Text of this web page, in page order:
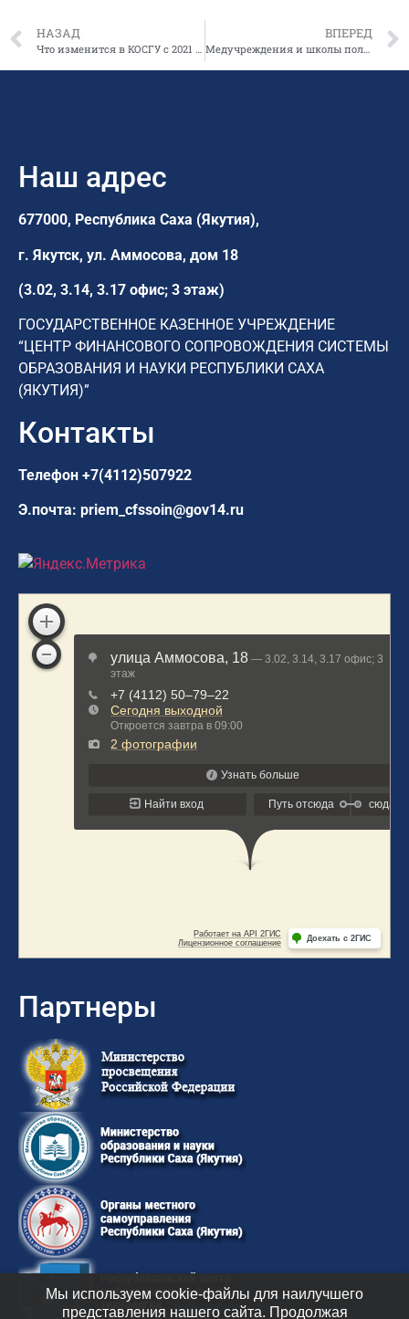
НАЗАД
Что изменится в КОСГУ с 2021 года
ВПЕРЕД
Медучреждения и школы получат дополнительное финансирование
Наш адрес
677000, Республика Саха (Якутия),
г. Якутск, ул. Аммосова, дом 18
(3.02, 3.14, 3.17 офис; 3 этаж)
ГОСУДАРСТВЕННОЕ КАЗЕННОЕ УЧРЕЖДЕНИЕ
“ЦЕНТР ФИНАНСОВОГО СОПРОВОЖДЕНИЯ СИСТЕМЫ
ОБРАЗОВАНИЯ И НАУКИ РЕСПУБЛИКИ САХА
(ЯКУТИЯ)”
Контакты
Телефон +7(4112)507922
Э.почта: priem_cfssoin@gov14.ru
Партнеры
Мы используем cookie-файлы для наилучшего
представления нашего сайта. Продолжая